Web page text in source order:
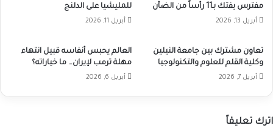
مفترس يفتك بـ11 رأساً من الضأن
أبريل 13, 2026
للمليشيا على الدلنج
أبريل 11, 2026
تعاون مشترك بين جامعة النيلين
وكلية القلم للعلوم والتكنولوجيا
أبريل 7, 2026
العالم يحبس أنفاسه قبيل انتهاء
مهلة ترمب لإيران… ما خياراته؟
أبريل 6, 2026
اترك تعليقاً